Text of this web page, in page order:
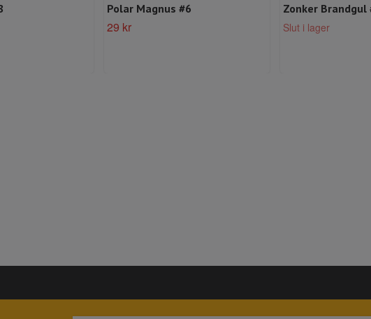
Polar Magnus #6
29 kr
Zonker Brandgul
Slut i lager